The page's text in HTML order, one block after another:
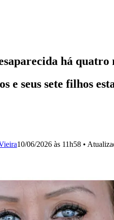
há
e seus sete filhos
10/06/2026 às 11h58 •